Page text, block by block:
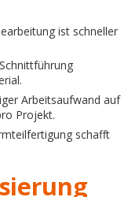
ist schneller
Arbeitsaufwand auf
Projekt.
schafft